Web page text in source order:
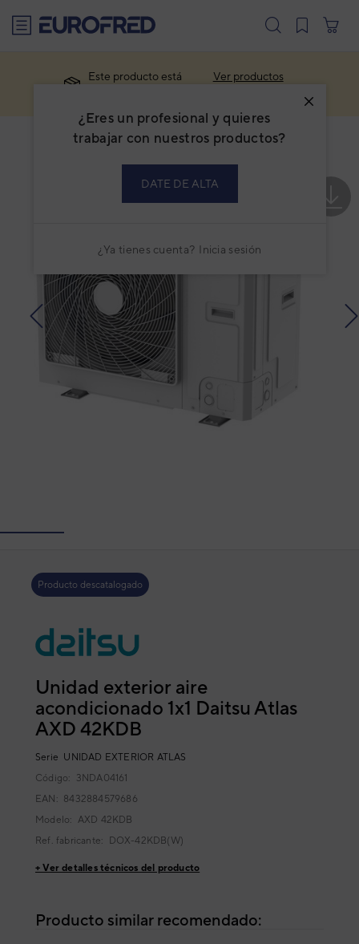
¿Eres un profesional y quieres
trabajar con nuestros productos?
DATE DE ALTA
¿Ya tienes cuenta? Inicia sesión
Este producto está
Ver productos
prev
Producto descatalogado
Unidad exterior aire
acondicionado 1x1 Daitsu Atlas
AXD 42KDB
Serie UNIDAD EXTERIOR ATLAS
Código: 3NDA04161
EAN: 8432884579686
Modelo: AXD 42KDB
Ref. fabricante:
DOX-42KDB(W)
+ Ver detalles técnicos del producto
Producto similar recomendado: